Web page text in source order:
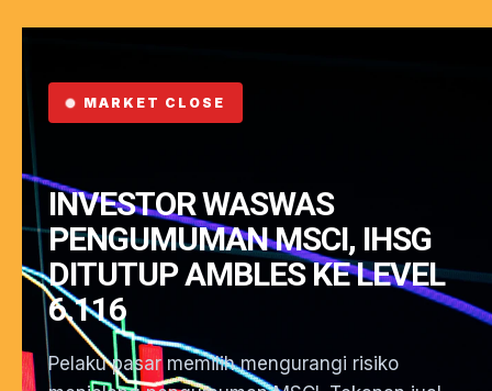
MARKET CLOSE
INVESTOR WASWAS
PENGUMUMAN MSCI, IHSG
DITUTUP AMBLES KE LEVEL
6.116
Pelaku pasar memilih mengurangi risiko